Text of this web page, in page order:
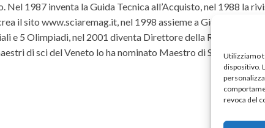
Utilizziamo
dispositivo.
revoca del
Nel 1987 inventa la Guida Tecnica all’Acquisto, nel 1988 la
il sito www.sciaremag.it, nel 1998 assieme a Giulio Rossi dà
e 5 Olimpiadi, nel 2001 diventa Direttore della Rivista, ruolo
di sci del Veneto lo ha nominato Maestro di Sci ad